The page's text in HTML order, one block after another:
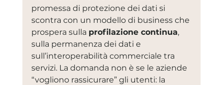
promessa di protezione dei dati si
scontra con un modello di business che
prospera sulla profilazione continua,
sulla permanenza dei dati e
sull’interoperabilità commerciale tra
servizi. La domanda non è se le aziende
“vogliono rassicurare” gli utenti: la